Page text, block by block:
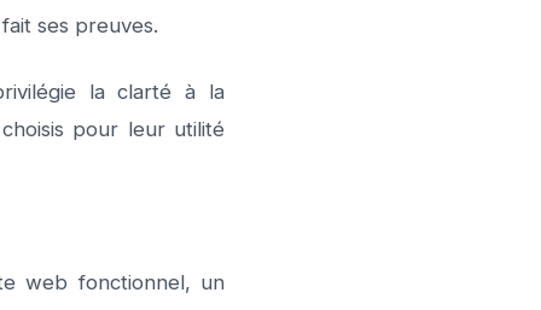
ses preuves.
la clarté à la
pour leur utilité
web fonctionnel, un